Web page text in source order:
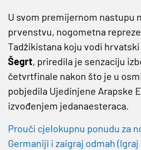
U svom premijernom nastupu
prvenstvu, nogometna
Tadžikistana koju vodi
Šegrt, priredila je senzaciju
četvrtfinale nakon što je u
pobjedila Ujedinjene Arapske
izvođenjem jedanaesteraca.
Prouči cjelokupnu ponudu za
Germaniji i zaigraj odmah (Igraj